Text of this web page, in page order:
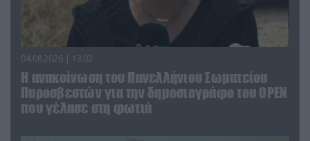
04.08.2026 | 13:02
Η ανακοίνωση του Πανελλήνιου Σωματείου
Πυροσβεστών για την δημοσιογράφο του OPEN
που γέλασε στη φωτιά